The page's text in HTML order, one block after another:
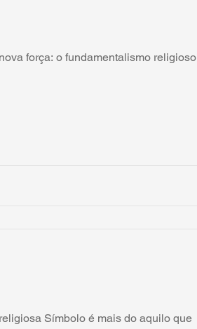
força: o fundamentalismo religioso
Símbolo é mais do aquilo que